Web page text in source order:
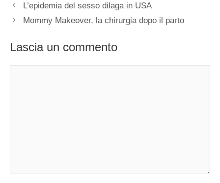
L’epidemia del sesso dilaga in USA
Mommy Makeover, la chirurgia dopo il parto
Lascia un commento